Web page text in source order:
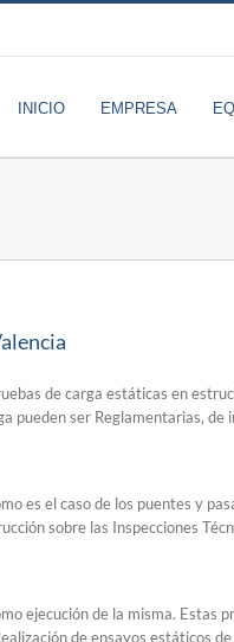
INICIO EMPRESA
de carga estáticas en
pueden ser Reglamentarias,
es el caso de los puentes y
sobre las Inspecciones
ejecución de la misma.
de ensayos estáticos